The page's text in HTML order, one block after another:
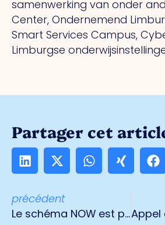
samenwerking van onder
Center, Ondernemend
Smart Services Campus,
Limburgse
Partager cet
précédent
Le schéma NOW est prêt, les guichets sont presque ouverts